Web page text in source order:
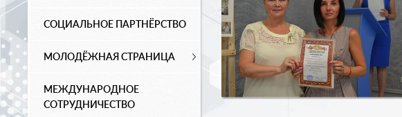
СОЦИАЛЬНОЕ ПАРТНЁРСТВО
МОЛОДЁЖНАЯ СТРАНИЦА
МЕЖДУНАРОДНОЕ
СОТРУДНИЧЕСТВО